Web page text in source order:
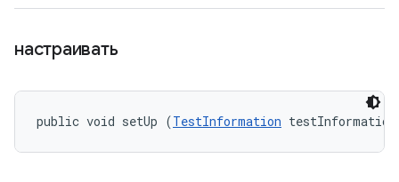
настраивать
public void setUp (TestInformation